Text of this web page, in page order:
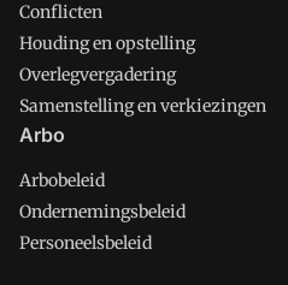
Conflicten
Houding en opstelling
Overlegvergadering
Samenstelling en verkiezingen
Arbo
Arbobeleid
Ondernemingsbeleid
Personeelsbeleid